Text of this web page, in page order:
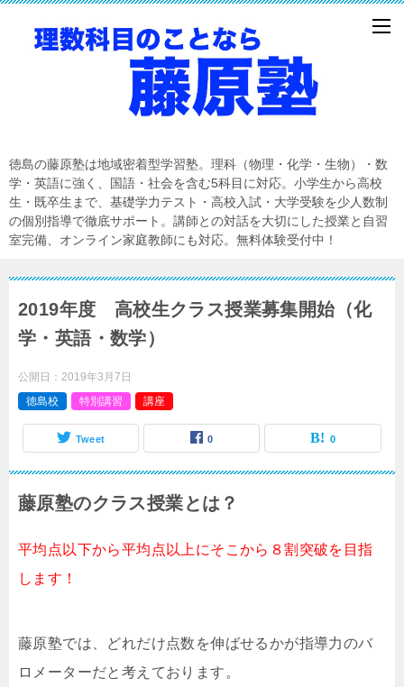
徳島の藤原塾は地域密着型学習塾。理科（物理・化学・生物）・数
学・英語に強く、国語・社会を含む5科目に対応。小学生から高校
生・既卒生まで、基礎学力テスト・高校入試・大学受験を少人数制
の個別指導で徹底サポート。講師との対話を大切にした授業と自習
室完備、オンライン家庭教師にも対応。無料体験受付中！
2019年度 高校生クラス授業募集開始（化
学・英語・数学）
公開日： 2019年3月7日
徳島校
特別講習 講座
Tweet 0 0
藤原塾のクラス授業とは？
平均点以下から平均点以上にそこから８割突破を目指
します！
藤原塾では、どれだけ点数を伸ばせるかが指導力のバ
ロメーターだと考えております。